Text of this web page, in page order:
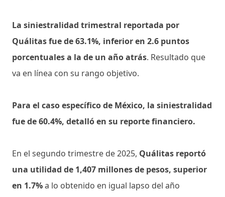
La siniestralidad trimestral reportada por
Quálitas fue de 63.1%, inferior en 2.6 puntos
porcentuales a la de un año atrás. Resultado que
va en línea con su rango objetivo.
Para el caso específico de México, la siniestralidad
fue de 60.4%, detalló en su reporte financiero.
En el segundo trimestre de 2025, Quálitas reportó
una utilidad de 1,407 millones de pesos, superior
en 1.7%a lo obtenido en igual lapso del año